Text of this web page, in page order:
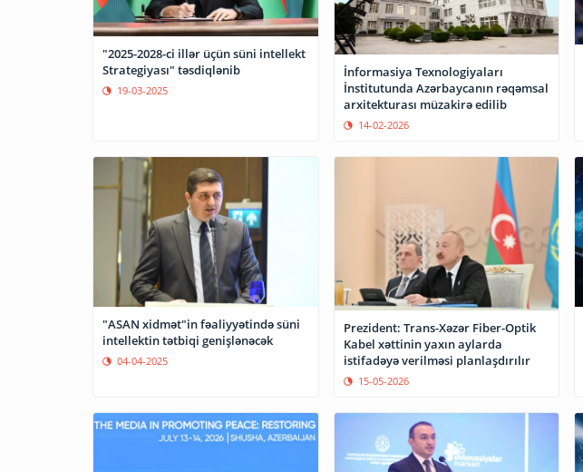
"2025-2028-ci illər üçün süni intellekt
Strategiyası" təsdiqlənib
19-03-2025
İnformasiya Texnologiyaları
İnstitutunda Azərbaycanın rəqəmsal
arxitekturası müzakirə edilib
14-02-2026
"ASAN xidmət"in fəaliyyətində süni
intellektin tətbiqi genişlənəcək
04-04-2025
Prezident: Trans-Xəzər Fiber-Optik
Kabel xəttinin yaxın aylarda
istifadəyə verilməsi planlaşdırılır
15-05-2026